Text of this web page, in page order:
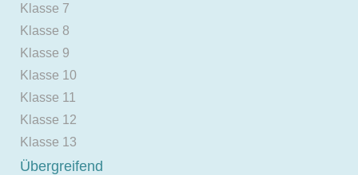
Klasse 7
Klasse 8
Klasse 9
Klasse 10
Klasse 11
Klasse 12
Klasse 13
Übergreifend